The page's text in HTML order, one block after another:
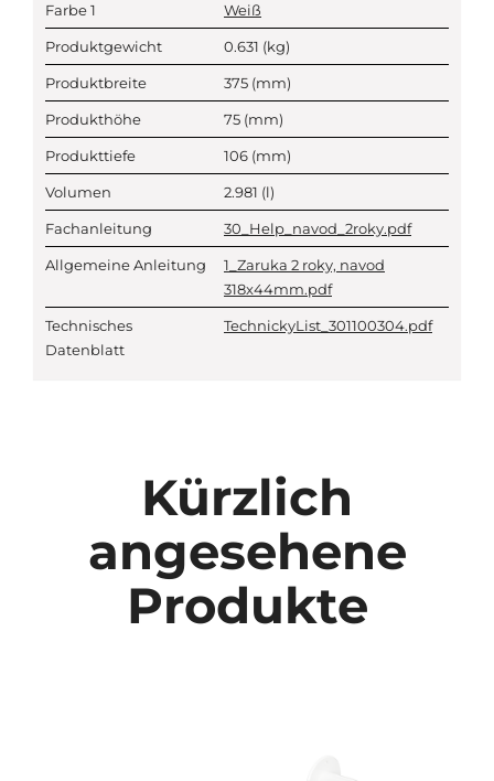
Farbe 1 Weiß
Produktgewicht 0.631 (kg)
Produktbreite 375 (mm)
Produkthöhe 75 (mm)
Produkttiefe 106 (mm)
Volumen 2.981 (l)
Fachanleitung 30_Help_navod_2roky.pdf
Allgemeine Anleitung
1_Zaruka 2 roky, navod
318x44mm.pdf
Technisches
Datenblatt
TechnickyList_301100304.pdf
Kürzlich
angesehene
Produkte